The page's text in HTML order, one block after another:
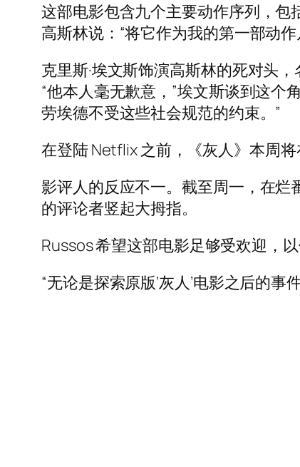
这部电影包含九个主要动作序列，包
高斯林说：“将它作为我的第一部动
克里斯·埃文斯饰演高斯林的死对头
“他本人毫无歉意，”埃文斯谈到这个
劳埃德不受这些社会规范的约束。”
在登陆 Netflix 之前，《灰人》本周将
影评人的反应不一。截至周一，在烂
的评论者竖起大拇指。
Russos 希望这部电影足够受欢迎，
“无论是探索原版‘灰人’电影之后的